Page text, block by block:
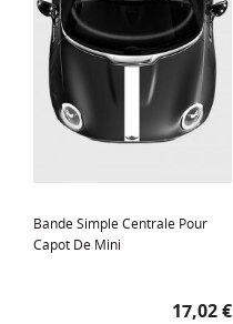
Bande Simple Centrale Pour
Capot De Mini
Prix
17,02 €